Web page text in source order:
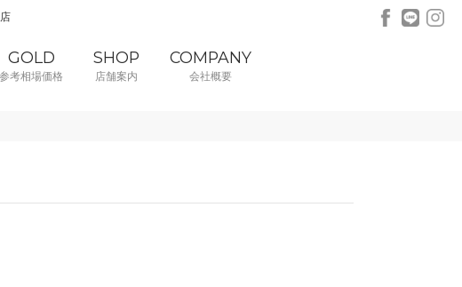
GOLD
参考相場価格
SHOP
店舗案内
COMPANY
会社概要